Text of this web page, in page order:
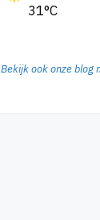
31°C
Bekijk ook onze blog